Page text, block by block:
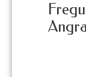
Angra